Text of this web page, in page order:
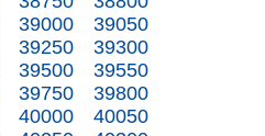
39000
39050
39250
39300
39500
39550
39750
39800
40000
40050